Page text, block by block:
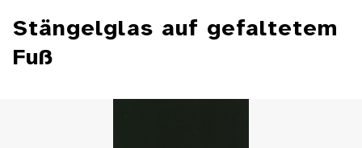
Stängelglas auf gefaltetem
Fuß